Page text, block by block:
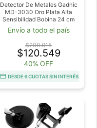
Detector De Metales Gadnic
MD-3030 Oro Plata Alta
Sensibilidad Bobina 24 cm
Frecuencia 60 kHz Pantalla
LCD Accesorios
Envío a todo el país
$200.915
$120.549
40% OFF
DESDE 6 CUOTAS SIN INTERÉS